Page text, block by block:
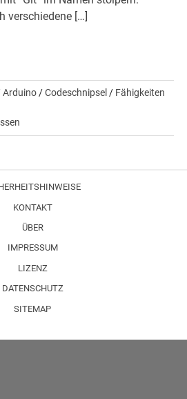
verschiedene […]
Arduino /Codeschnipsel / Fähigkeiten
KONTAKT
ÜBER
IMPRESSUM
LIZENZ
DATENSCHUTZ
SITEMAP